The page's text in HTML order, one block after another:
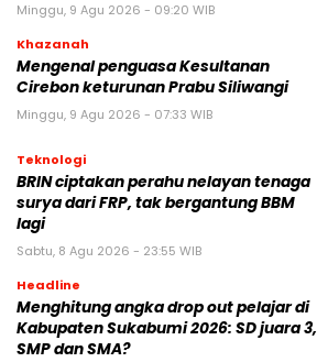
Minggu, 9 Agu 2026 - 09:20 WIB
Khazanah
Mengenal penguasa Kesultanan
Cirebon keturunan Prabu Siliwangi
Minggu, 9 Agu 2026 - 07:33 WIB
Teknologi
BRIN ciptakan perahu nelayan tenaga
surya dari FRP, tak bergantung BBM
lagi
Sabtu, 8 Agu 2026 - 23:55 WIB
Headline
Menghitung angka drop out pelajar di
Kabupaten Sukabumi 2026: SD juara 3,
SMP dan SMA?